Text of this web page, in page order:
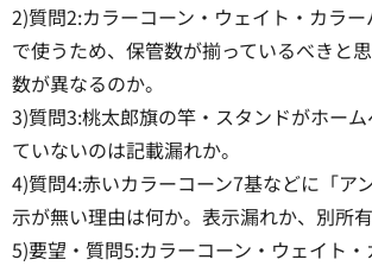
2)質問2:カラーコーン・ウェイト・カラ
で使うため、保管数が揃っているべきと
数が異なるのか。
3)質問3:桃太郎旗の竿・スタンドがホー
ていないのは記載漏れか。
4)質問4:赤いカラーコーン7基などに「ア
示が無い理由は何か。表示漏れか、別所有
5)要望・質問5:カラーコーン・ウェイト